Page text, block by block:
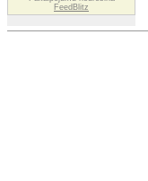
FeedBlitz